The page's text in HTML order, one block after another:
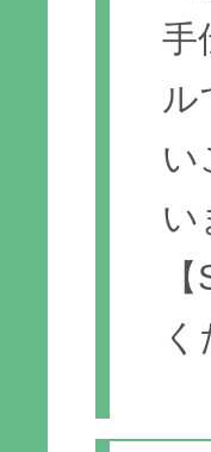
手
ル
い
い
く